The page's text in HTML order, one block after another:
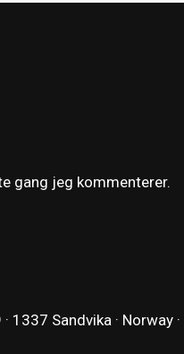
gang jeg kommenterer.
1337 Sandvika · Norway ·